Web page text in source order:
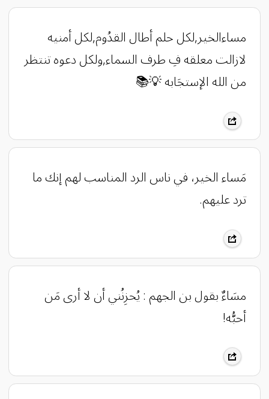
‏مساءالخير,لكل حلم أطال القدُوم,لكل أمنيه
لازالت معلقه فِ طرف السماء,ولكل دعوه تنتظر
من الله الإستجَابه 💡📚
مَساء الخير، في ناس الرد المناسب لهم إنك ما
ترد عليهم.
مسَاءٌ بقول بن الجهم : ‏يُحزِنُني أن لا أرى مَن
أحبُّه!